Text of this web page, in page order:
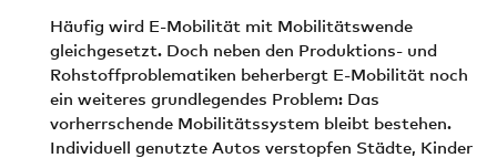
Häufig wird E-Mobilität mit Mobilitätswende
gleichgesetzt. Doch neben den Produktions- und
Rohstoffproblematiken beherbergt E-Mobilität noch
ein weiteres grundlegendes Problem: Das
vorherrschende Mobilitätssystem bleibt bestehen.
Individuell genutzte Autos verstopfen Städte, Kinder